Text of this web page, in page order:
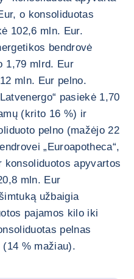
o konsoliduotas
102,6 mln. Eur.
bendrovė
1,79 mlrd. Eur
mln. Eur pelno.
pasiekė 1,70
(krito 16 %) ir
pelno (mažėjo 22
„Euroapotheca“,
konsoliduotos apyvartos
mln. Eur
užbaigia
pajamos kilo iki
pelnas
% mažiau).